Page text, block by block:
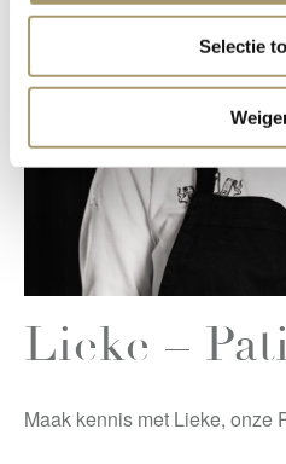
Selectie
Lieke –
Maak kennis met Lieke, onze